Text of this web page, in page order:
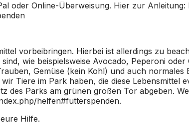
oder Online-Überweisung. Hier zur Anleitung:
vorbeibringen. Hierbei ist allerdings zu
wie beispielsweise Avocado, Peperoni oder
Gemüse (kein Kohl) und auch normales
Tiere im Park haben, die diese Lebensmittel
des Parks am grünen großen Tor abgeben.
helfen#futterspenden.
Hilfe.